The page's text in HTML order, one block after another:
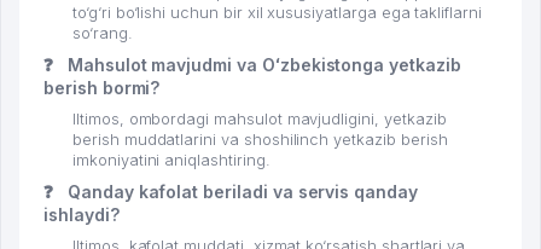
to‘g‘ri bo‘lishi uchun bir xil xususiyatlarga ega takliflarni
so‘rang.
❓
Mahsulot mavjudmi va Oʻzbekistonga yetkazib
berish bormi?
Iltimos, ombordagi mahsulot mavjudligini, yetkazib
berish muddatlarini va shoshilinch yetkazib berish
imkoniyatini aniqlashtiring.
❓
Qanday kafolat beriladi va servis qanday
ishlaydi?